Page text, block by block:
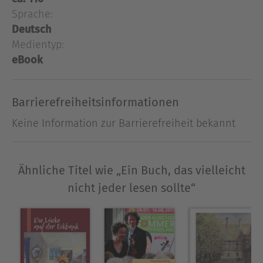
und Torten für die Gastronomie. Jede Kreation aus
Ihrer Backstube ist ein Augen- und
Gaumenschmaus.
Sprache:
Deutsch
Medientyp:
eBook
Barrierefreiheitsinformationen
Keine Information zur Barrierefreiheit bekannt
Ähnliche Titel wie „Ein Buch, das vielleicht
nicht jeder lesen sollte“